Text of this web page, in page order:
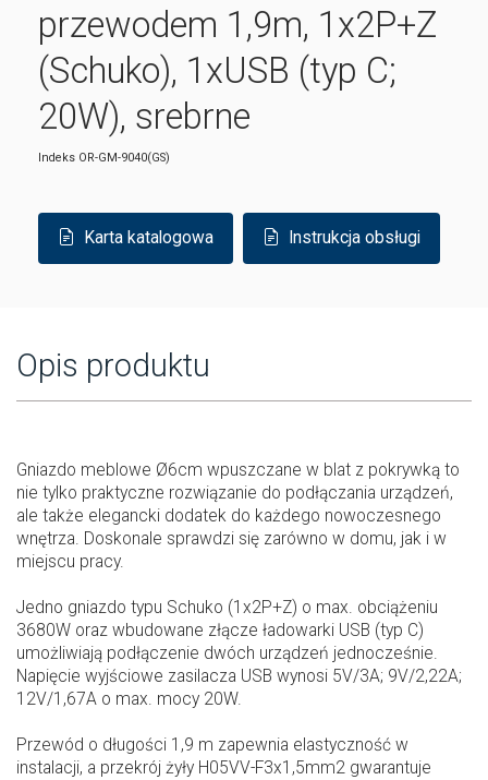
przewodem 1,9m, 1x2P+Z
(Schuko), 1xUSB (typ C;
20W), srebrne
Indeks OR-GM-9040(GS)
Karta katalogowa Instrukcja obsługi
Opis produktu
Gniazdo meblowe Ø6cm wpuszczane w blat z pokrywką to
nie tylko praktyczne rozwiązanie do podłączania urządzeń,
ale także elegancki dodatek do każdego nowoczesnego
wnętrza. Doskonale sprawdzi się zarówno w domu, jak i w
miejscu pracy.
Jedno gniazdo typu Schuko (1x2P+Z) o max. obciążeniu
3680W oraz wbudowane złącze ładowarki USB (typ C)
umożliwiają podłączenie dwóch urządzeń jednocześnie.
Napięcie wyjściowe zasilacza USB wynosi 5V/3A; 9V/2,22A;
12V/1,67A o max. mocy 20W.
Przewód o długości 1,9 m zapewnia elastyczność w
instalacji, a przekrój żyły H05VV-F3x1,5mm2 gwarantuje